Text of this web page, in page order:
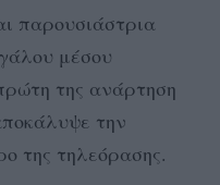
παρουσιάστρια
μέσου
της ανάρτηση
την
της τηλεόρασης.